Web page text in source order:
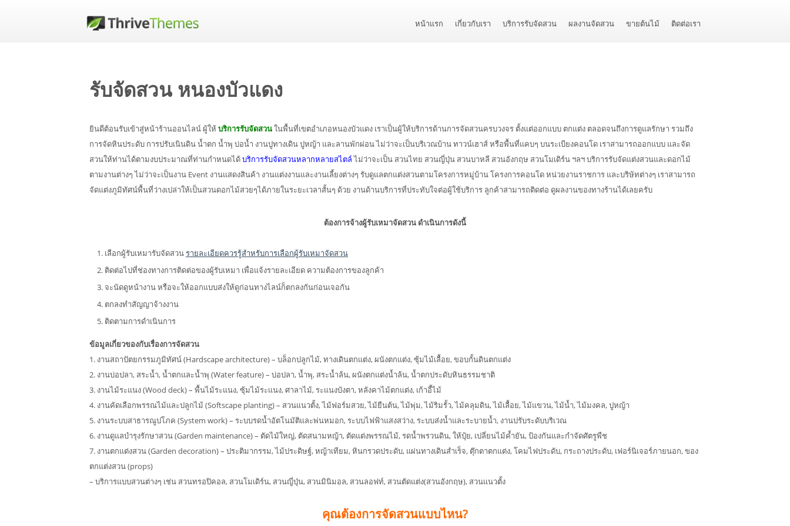
หน้าแรก เกี่ยวกับเรา บริการรับจัดสวน ผลงานจัดสวน ขายต้นไม้ ติดต่อเรา
รับจัดสวน หนองบัวแดง
ยินดีต้อนรับเข้าสู่หน้าร้านออนไลน์ ผู้ให้บริการรับจัดสวนในพื้นที่เขตอำเภอหนองบัวแดง เราเป็นผู้ให้บริการด้านการจัดสวนครบวงจร ตั้งแต่ออกแบบ ตกแต่ง ตลอดจนถึงการดูแลรักษา รวมถึง
การจัดหินประดับ การปรับเนินดิน น้ำตก น้ำพุ บ่อน้ำ งานปูทางเดิน ปูหญ้า และลานพักผ่อน ไม่ว่าจะเป็นบริเวณบ้าน ทาวน์เฮาส์ หรือพื้นที่แคบๆ บนระเบียงคอนโด เราสามารถออกแบบ และจัด
สวนให้ท่านได้ตามงบประมาณที่ท่านกำหนดได้บริการรับจัดสวนหลากหลายสไตล์ไม่ว่าจะเป็น สวนไทย สวนญี่ปุ่น สวนบาหลี สวนอังกฤษ สวนโมเดิร์น ฯลฯ บริการรับจัดแต่งสวนและดอกไม้
ตามงานต่างๆ ไม่ว่าจะเป็นงาน Event งานแสดงสินค้า งานแต่งงานและงานเลี้ยงต่างๆ รับดูแลตกแต่งสวนตามโครงการหมู่บ้าน โครงการคอนโด หน่วยงานราชการ และบริษัทต่างๆ เราสามารถ
จัดแต่งภูมิทัศน์พื้นที่ว่างเปล่าให้เป็นสวนดอกไม้สวยๆได้ภายในระยะเวลาสั้นๆ ด้วย งานด้านบริการที่ประทับใจต่อผู้ใช้บริการ ลูกค้าสามารถติดต่อ ดูผลงานของทางร้านได้เลยครับ
ต้องการจ้างผู้รับเหมาจัดสวน ดำเนินการดังนี้
เลือกผู้รับเหมารับจัดสวนรายละเอียดควรรู้สำหรับการเลือกผู้รับเหมาจัดสวน
ติดต่อไปที่ช่องทางการติดต่อของผู้รับเหมา เพื่อแจ้งรายละเอียด ความต้องการของลูกค้า
จะนัดดูหน้างาน หรือจะให้ออกแบบส่งให้ดูก่อนทางไลน์ก็ตกลงกันก่อนเจอกัน
ตกลงทำสัญญาจ้างงาน
ติดตามการดำเนินการ
ข้อมูลเกี่ยวของกับเรื่องการจัดสวน
1. งานสถาปัตยกรรมภูมิทัศน์ (Hardscape architecture) – บล็อกปลูกไม้, ทางเดินตกแต่ง, ผนังตกแต่ง, ซุ้มไม้เลื้อย, ขอบกั้นดินตกแต่ง
2. งานบ่อปลา, สระน้ำ, น้ำตกและน้ำพุ (Water feature) – บ่อปลา, น้ำพุ, สระน้ำล้น, ผนังตกแต่งน้ำล้น, น้ำตกประดับหินธรรมชาติ
3. งานไม้ระแนง (Wood deck) – พื้นไม้ระแนง, ซุ้มไม้ระแนง, ศาลาไม้, ระแนงบังตา, หลังคาไม้ตกแต่ง, เก้าอี้ไม้
4. งานคัดเลือกพรรณไม้และปลูกไม้ (Softscape planting) – สวนแนวตั้ง, ไม้ฟอร์มสวย, ไม้ยืนต้น, ไม้พุ่ม, ไม้ริมรั้ว, ไม้คลุมดิน, ไม้เลื้อย, ไม้แขวน, ไม้น้ำ, ไม้มงคล, ปูหญ้า
5. งานระบบสาธารณูปโภค (System work) – ระบบรดน้ำอัตโนมัติและพ่นหมอก, ระบบไฟฟ้าแสงสว่าง, ระบบส่งน้ำและระบายน้ำ, งานปรับระดับบริเวณ
6. งานดูแลบำรุงรักษาสวน (Garden maintenance) – ตัดไม้ใหญ่, ตัดสนามหญ้า, ตัดแต่งพรรณไม้, รดน้ำพรวนดิน, ให้ปุ๋ย, เปลี่ยนไม้ค้ำยัน, ป้องกันและกำจัดศัตรูพืช
7. งานตกแต่งสวน (Garden decoration) – ประติมากรรม, ไม้ประดิษฐ์, หญ้าเทียม, หินกรวดประดับ, แผ่นทางเดินสำเร็จ, ตุ๊กตาตกแต่ง, โคมไฟประดับ, กระถางประดับ, เฟอร์นิเจอร์ภายนอก, ของ
ตกแต่งสวน (props)
– บริการแบบสวนต่างๆ เช่น สวนทรอปิคอล, สวนโมเดิร์น, สวนญี่ปุ่น, สวนมินิมอล, สวนลอฟท์, สวนตัดแต่ง(สวนอังกฤษ), สวนแนวตั้ง
คุณต้องการจัดสวนแบบไหน?